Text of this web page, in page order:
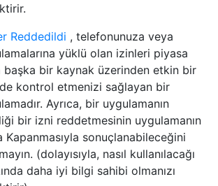
Reddedildi , telefonunuza veya
yüklü olan izinleri piyasa
başka bir kaynak üzerinden etkin bir
kontrol etmenizi sağlayan bir
Ayrıca, bir uygulamanın
bir izni reddetmesinin uygulamanın
Kapanmasıyla sonuçlanabileceğini
(dolayısıyla, nasıl kullanılacağı
daha iyi bilgi sahibi olmanızı